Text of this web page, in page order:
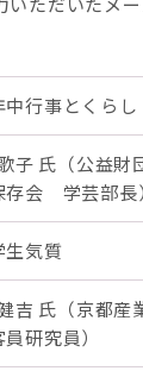
中行事とくらし
子 氏（公益
存会 学芸部長）
生気質
吉 氏（京都産
研究員）